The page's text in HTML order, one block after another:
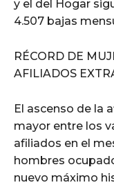
y el del Hogar
4.507 bajas
RÉCORD DE
AFILIADOS
El ascenso de la
mayor entre los
afiliados en el
hombres
nuevo máximo